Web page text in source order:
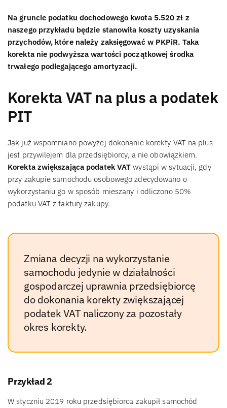
Na gruncie podatku dochodowego kwota 5.520 zł z
naszego przykładu będzie stanowiła koszty uzyskania
przychodów, które należy zaksięgować w PKPiR. Taka
korekta nie podwyższa wartości początkowej środka
trwałego podlegającego amortyzacji.
Korekta VAT na plus a podatek
PIT
Jak już wspomniano powyżej dokonanie korekty VAT na plus
jest przywilejem dla przedsiębiorcy, a nie obowiązkiem.
Korekta zwiększająca podatek VAT wystąpi w sytuacji, gdy
przy zakupie samochodu osobowego zdecydowano o
wykorzystaniu go w sposób mieszany i odliczono 50%
podatku VAT z faktury zakupy.
Zmiana decyzji na wykorzystanie
samochodu jedynie w działalności
gospodarczej uprawnia przedsiębiorcę
do dokonania korekty zwiększającej
podatek VAT naliczony za pozostały
okres korekty.
Przykład 2
W styczniu 2019 roku przedsiębiorca zakupił samochód